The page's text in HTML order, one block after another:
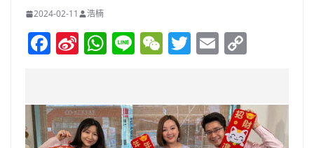
2024-02-11 浩楠
F
e
b
Si
W
ei
W
s
A
Li W
h
at
T
er
E
l y
Li